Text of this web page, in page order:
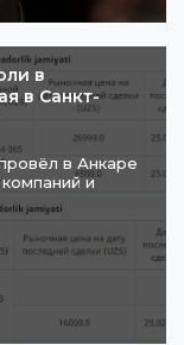
в
в Санкт-
в Анкаре
и